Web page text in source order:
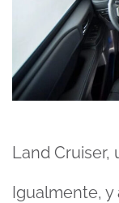
Land Cruiser,
Igualmente, y